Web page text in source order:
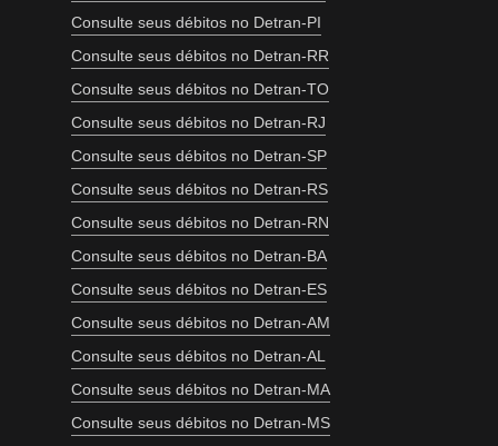
Consulte seus débitos no Detran-PI
Consulte seus débitos no Detran-RR
Consulte seus débitos no Detran-TO
Consulte seus débitos no Detran-RJ
Consulte seus débitos no Detran-SP
Consulte seus débitos no Detran-RS
Consulte seus débitos no Detran-RN
Consulte seus débitos no Detran-BA
Consulte seus débitos no Detran-ES
Consulte seus débitos no Detran-AM
Consulte seus débitos no Detran-AL
Consulte seus débitos no Detran-MA
Consulte seus débitos no Detran-MS